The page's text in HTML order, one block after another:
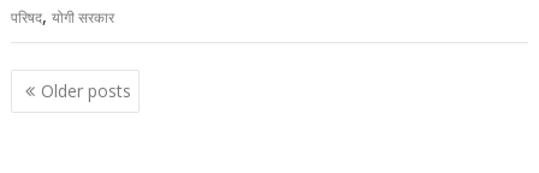
परिषद,योगी सरकार
Posts
navigation
Older posts